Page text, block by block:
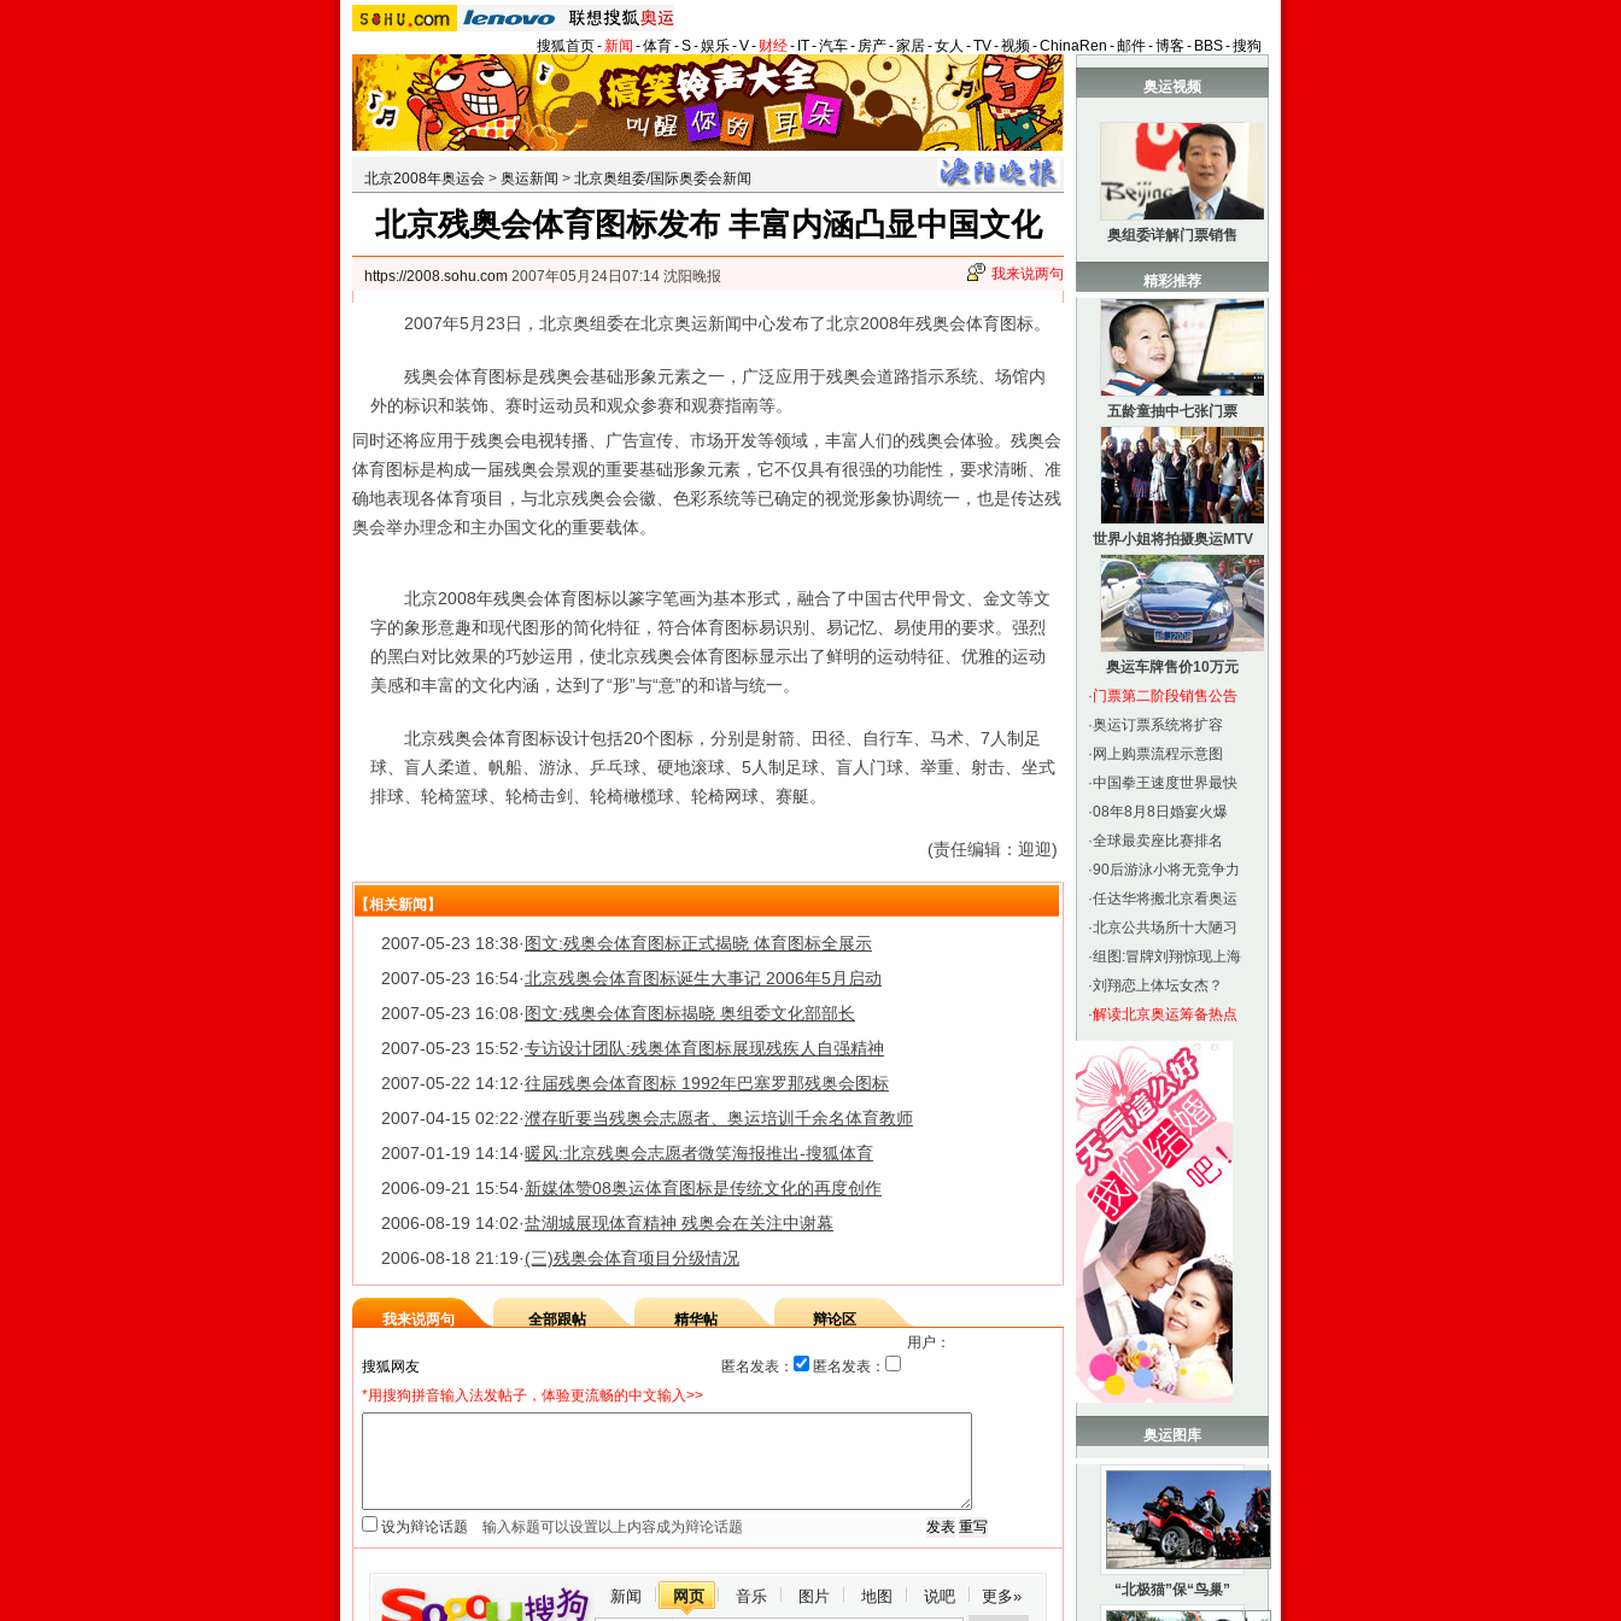
搜狐首页-新闻 -体育-S-娱乐-V- 财经- IT-汽车- 房产-家居-女人 -TV-视频-ChinaRen -邮件-博客- BBS-搜狗
北京2008年奥运会 > 奥运新闻 > 北京奥组委/国际奥委会新闻
北京残奥会体育图标发布 丰富内涵凸显中国文化
https://2008.sohu.com 2007年05月24日07:14 沈阳晚报 我来说两句
2007年5月23日，北京奥组委在北京奥运新闻中心发布了北京2008年残奥会体育图标。
残奥会体育图标是残奥会基础形象元素之一，广泛应用于残奥会道路指示系统、场馆内
外的标识和装饰、赛时运动员和观众参赛和观赛指南等。
同时还将应用于残奥会电视转播、广告宣传、市场开发等领域，丰富人们的残奥会体验。残奥会
体育图标是构成一届残奥会景观的重要基础形象元素，它不仅具有很强的功能性，要求清晰、准
确地表现各体育项目，与北京残奥会会徽、色彩系统等已确定的视觉形象协调统一，也是传达残
奥会举办理念和主办国文化的重要载体。
北京2008年残奥会体育图标以篆字笔画为基本形式，融合了中国古代甲骨文、金文等文
字的象形意趣和现代图形的简化特征，符合体育图标易识别、易记忆、易使用的要求。强烈
的黑白对比效果的巧妙运用，使北京残奥会体育图标显示出了鲜明的运动特征、优雅的运动
美感和丰富的文化内涵，达到了“形”与“意”的和谐与统一。
北京残奥会体育图标设计包括20个图标，分别是射箭、田径、自行车、马术、7人制足
球、盲人柔道、帆船、游泳、乒乓球、硬地滚球、5人制足球、盲人门球、举重、射击、坐式
排球、轮椅篮球、轮椅击剑、轮椅橄榄球、轮椅网球、赛艇。
(责任编辑：迎迎)
【相关新闻】
2007-05-23 18:38· 图文:残奥会体育图标正式揭晓 体育图标全展示
2007-05-23 16:54·北京残奥会体育图标诞生大事记 2006年5月启动
2007-05-23 16:08· 图文:残奥会体育图标揭晓 奥组委文化部部长
2007-05-23 15:52·专访设计团队:残奥体育图标展现残疾人自强精神
2007-05-22 14:12·往届残奥会体育图标 1992年巴塞罗那残奥会图标
2007-04-15 02:22·濮存昕要当残奥会志愿者、奥运培训千余名体育教师
2007-01-19 14:14·暖风:北京残奥会志愿者微笑海报推出-搜狐体育
2006-09-21 15:54·新媒体赞08奥运体育图标是传统文化的再度创作
2006-08-19 14:02·盐湖城展现体育精神 残奥会在关注中谢幕
2006-08-18 21:19·(三)残奥会体育项目分级情况
我来说两句 全部跟帖 精华帖
辩论区
用户：
匿名发表：
匿名发表：
*用搜狗拼音输入法发帖子，体验更流畅的中文输入>>
设为辩论话题
新闻 网页 音乐 图片 地图 说吧 更多»
奥运视频
奥组委详解门票销售
精彩推荐
五龄童抽中七张门票
世界小姐将拍摄奥运MTV
奥运车牌售价10万元
·门票第二阶段销售公告
·奥运订票系统将扩容
· 网上购票流程示意图
·中国拳王速度世界最快
·08年8月8日婚宴火爆
·全球最卖座比赛排名
·90后游泳小将无竞争力
·任达华将搬北京看奥运
·北京公共场所十大陋习
·组图:冒牌刘翔惊现上海
·刘翔恋上体坛女杰？
·解读北京奥运筹备热点
奥运图库
“北极猫”保“鸟巢”